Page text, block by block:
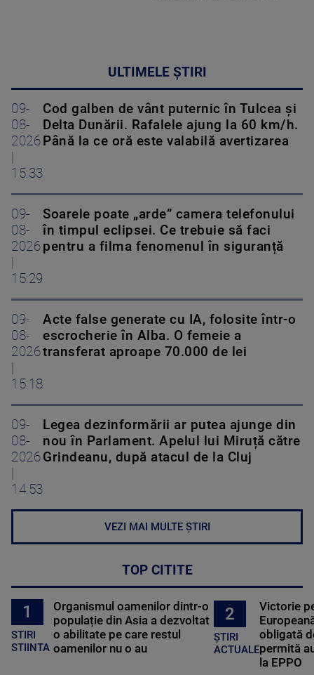
ULTIMELE ȘTIRI
09-
08-
2026
|
15:33
Cod galben de vânt puternic în Tulcea și
Delta Dunării. Rafalele ajung la 60 km/h.
Până la ce oră este valabilă avertizarea
09-
08-
2026
|
15:29
Soarele poate „arde” camera telefonului
în timpul eclipsei. Ce trebuie să faci
pentru a filma fenomenul în siguranță
09-
08-
2026
|
15:18
Acte false generate cu IA, folosite într-o
escrocherie în Alba. O femeie a
transferat aproape 70.000 de lei
09-
08-
2026
|
14:53
Legea dezinformării ar putea ajunge din
nou în Parlament. Apelul lui Miruță către
Grindeanu, după atacul de la Cluj
VEZI MAI MULTE ȘTIRI
TOP CITITE
1
STIRI
STIINTA
Organismul oamenilor dintr-o
populație din Asia a dezvoltat
o abilitate pe care restul
oamenilor nu o au
2
ȘTIRI
ACTUALE
Victorie
obligată
permită
la EPPO